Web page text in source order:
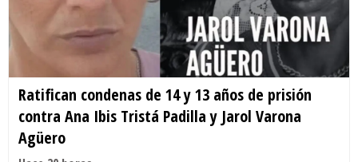
Ratifican condenas de 14 y 13 años de prisión
contra Ana Ibis Tristá Padilla y Jarol Varona
Agüero